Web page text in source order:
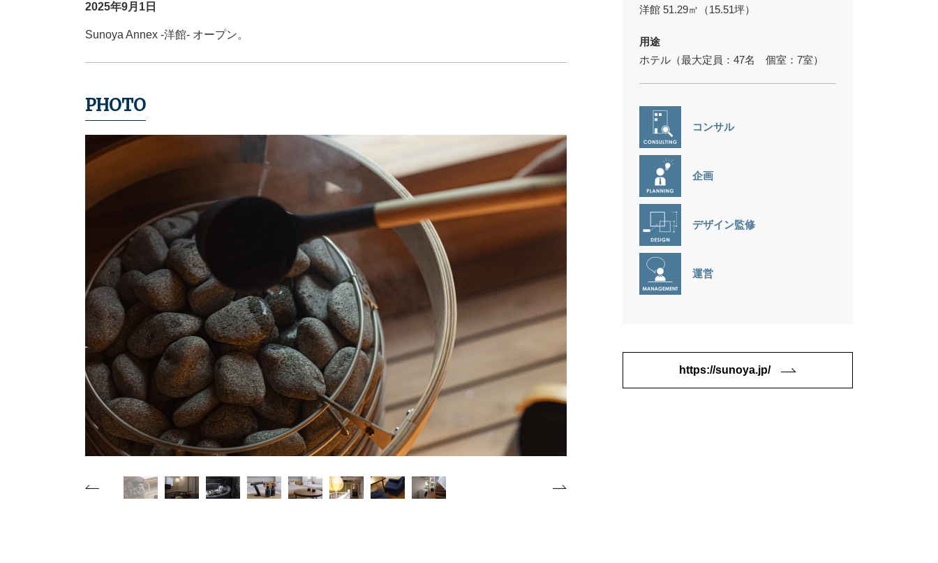
2025年9月1日
Sunoya Annex -洋館- オープン。
PHOTO
洋館 51.29㎡（15.51坪）
用途
ホテル（最大定員：47名 個室：7室）
コンサル
企画
デザイン監修
運営
https://sunoya.jp/